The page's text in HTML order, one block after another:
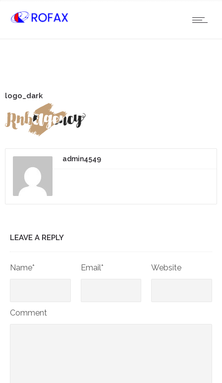
logo_dark
admin4549
LEAVE A REPLY
Name* Email* Website
Comment